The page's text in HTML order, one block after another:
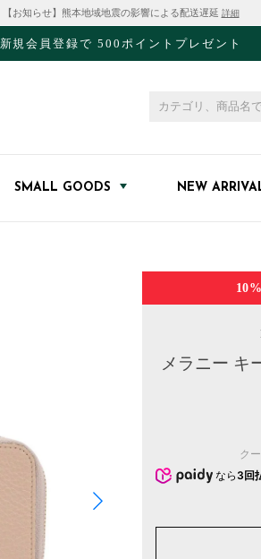
【お知らせ】熊本地域地震の影響による配送遅延 詳細
新規会員登録で 500ポイントプレゼント
SMALL GOODS NEW
メラニー キ
ク
なら 3回